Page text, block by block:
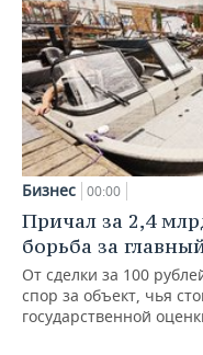
Бизнес 00:00
Причал за 2,4
борьба за
От сделки за 100
спор за объект, чья
государственной